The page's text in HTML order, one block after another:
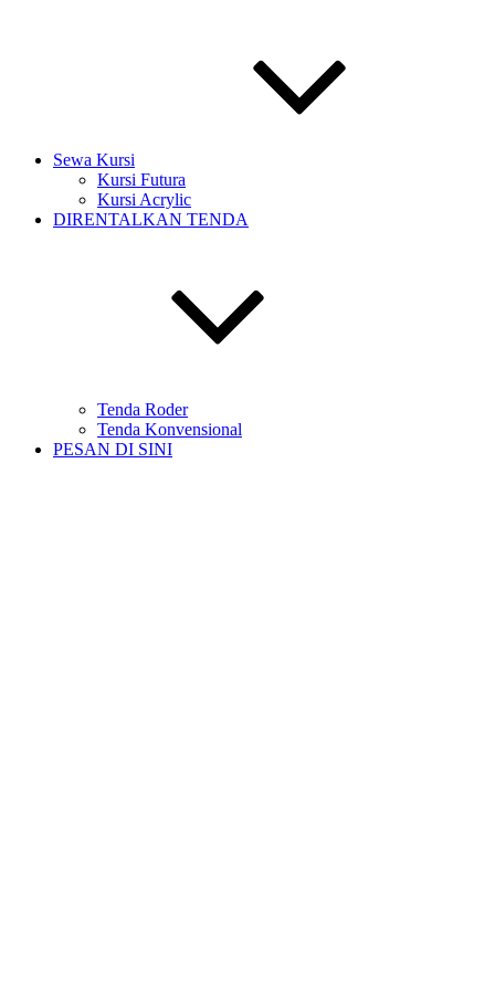
Sewa Kursi
Kursi Futura
Kursi Acrylic
DIRENTALKAN TENDA
Tenda Roder
Tenda Konvensional
PESAN DI SINI